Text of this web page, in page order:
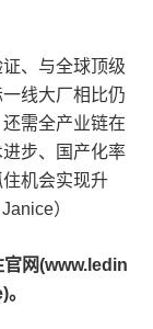
、与全球顶级
线大厂相比仍
需全产业链在
步、国产化率
机会实现升
）
网(www.ledin